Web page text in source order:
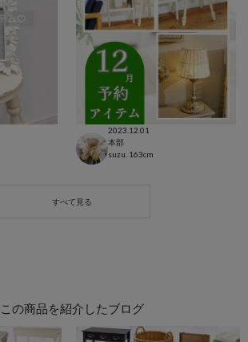
2023.12.01
本部
suzu. 163cm
この商品を紹介したブログ